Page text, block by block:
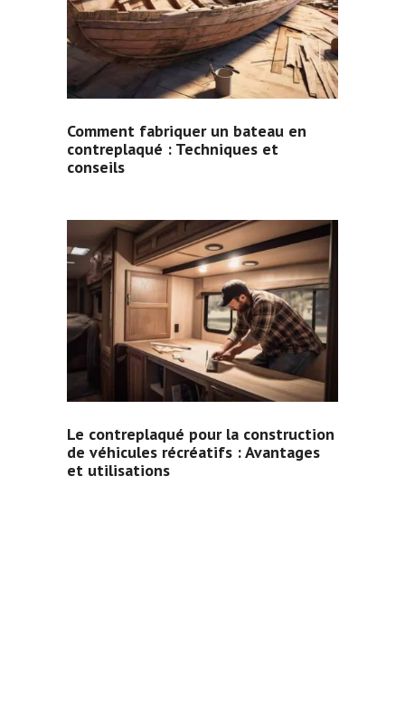
Comment fabriquer un bateau en
contreplaqué : Techniques et
conseils
Le contreplaqué pour la construction
de véhicules récréatifs : Avantages
et utilisations